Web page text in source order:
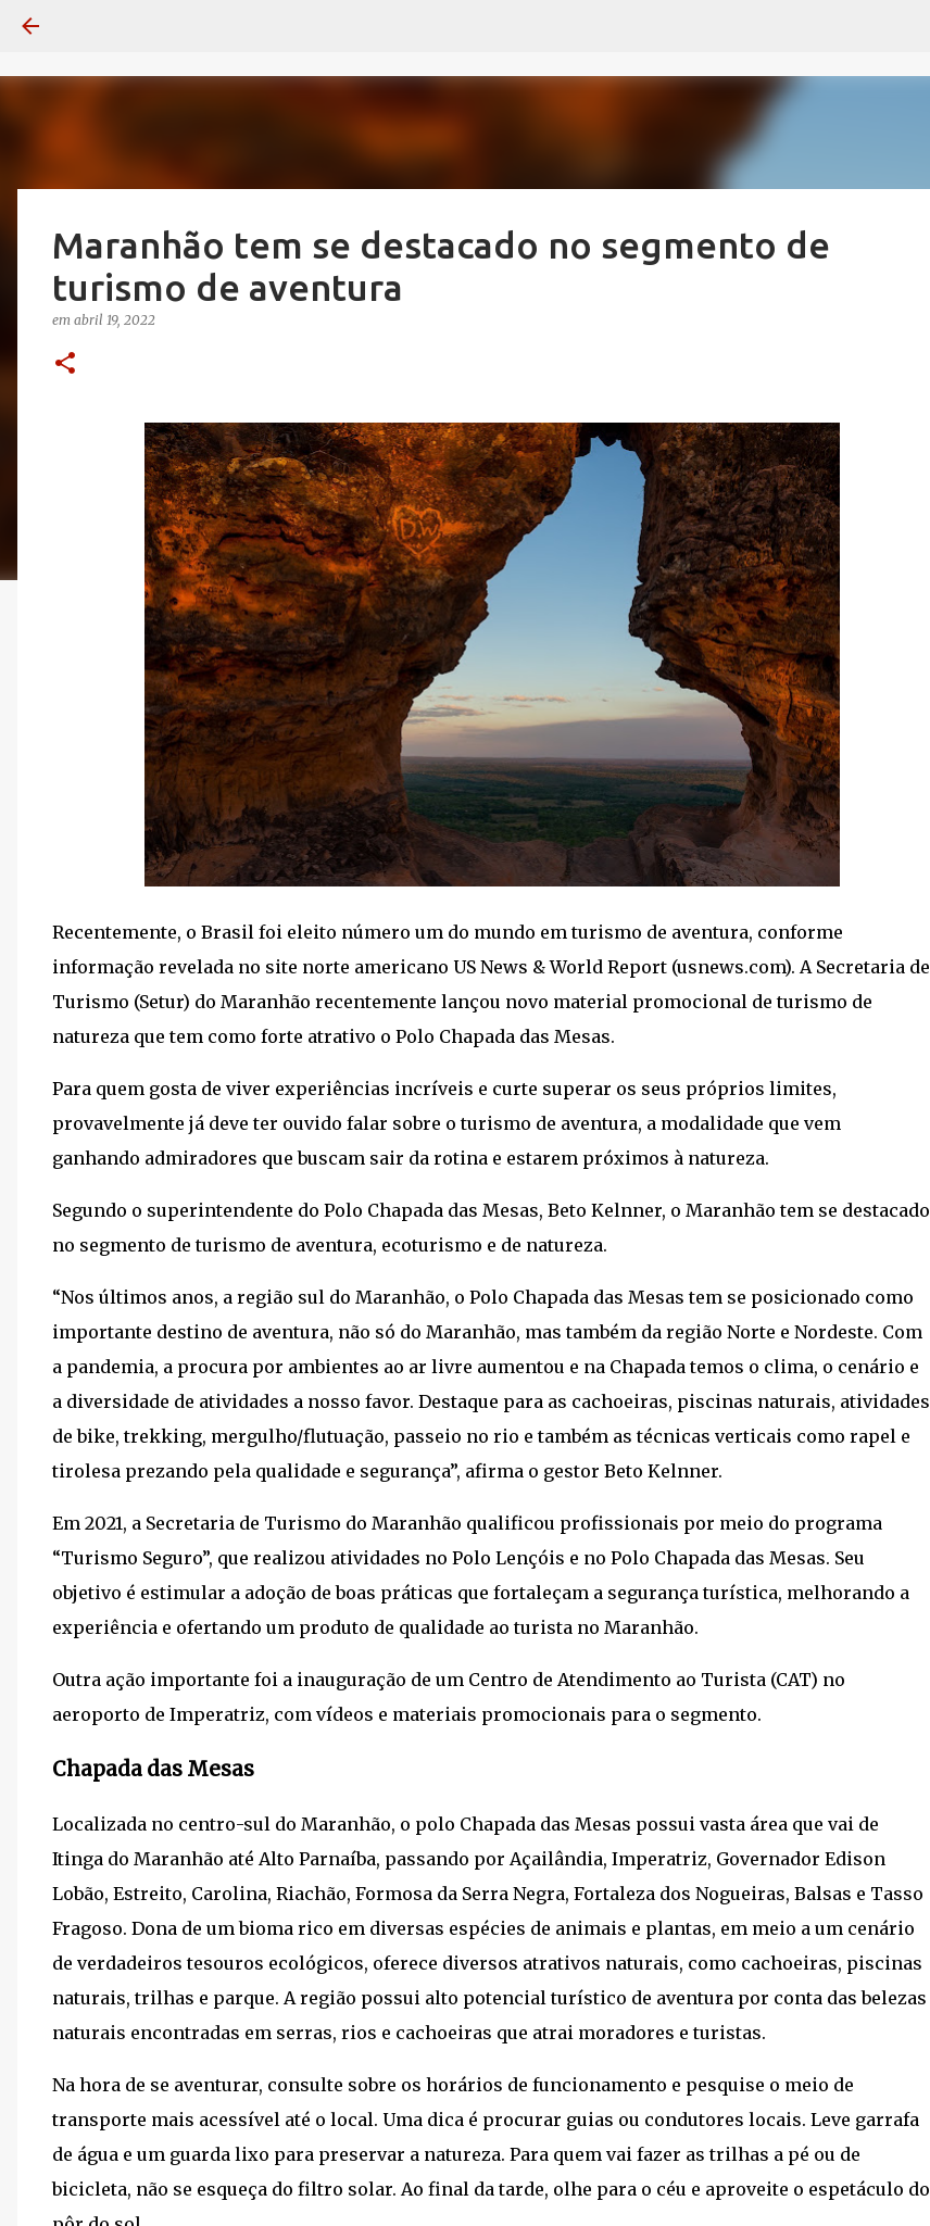
Maranhão tem se destacado no segmento de
turismo de aventura
em abril 19, 2022
Recentemente, o Brasil foi eleito número um do mundo em turismo de aventura, conforme
informação revelada no site norte americano US News & World Report (usnews.com). A Secretaria de
Turismo (Setur) do Maranhão recentemente lançou novo material promocional de turismo de
natureza que tem como forte atrativo o Polo Chapada das Mesas.
Para quem gosta de viver experiências incríveis e curte superar os seus próprios limites,
provavelmente já deve ter ouvido falar sobre o turismo de aventura, a modalidade que vem
ganhando admiradores que buscam sair da rotina e estarem próximos à natureza.
Segundo o superintendente do Polo Chapada das Mesas, Beto Kelnner, o Maranhão tem se destacado
no segmento de turismo de aventura, ecoturismo e de natureza.
“Nos últimos anos, a região sul do Maranhão, o Polo Chapada das Mesas tem se posicionado como
importante destino de aventura, não só do Maranhão, mas também da região Norte e Nordeste. Com
a pandemia, a procura por ambientes ao ar livre aumentou e na Chapada temos o clima, o cenário e
a diversidade de atividades a nosso favor. Destaque para as cachoeiras, piscinas naturais, atividades
de bike, trekking, mergulho/flutuação, passeio no rio e também as técnicas verticais como rapel e
tirolesa prezando pela qualidade e segurança”, afirma o gestor Beto Kelnner.
Em 2021, a Secretaria de Turismo do Maranhão qualificou profissionais por meio do programa
“Turismo Seguro”, que realizou atividades no Polo Lençóis e no Polo Chapada das Mesas. Seu
objetivo é estimular a adoção de boas práticas que fortaleçam a segurança turística, melhorando a
experiência e ofertando um produto de qualidade ao turista no Maranhão.
Outra ação importante foi a inauguração de um Centro de Atendimento ao Turista (CAT) no
aeroporto de Imperatriz, com vídeos e materiais promocionais para o segmento.
Chapada das Mesas
Localizada no centro-sul do Maranhão, o polo Chapada das Mesas possui vasta área que vai de
Itinga do Maranhão até Alto Parnaíba, passando por Açailândia, Imperatriz, Governador Edison
Lobão, Estreito, Carolina, Riachão, Formosa da Serra Negra, Fortaleza dos Nogueiras, Balsas e Tasso
Fragoso. Dona de um bioma rico em diversas espécies de animais e plantas, em meio a um cenário
de verdadeiros tesouros ecológicos, oferece diversos atrativos naturais, como cachoeiras, piscinas
naturais, trilhas e parque. A região possui alto potencial turístico de aventura por conta das belezas
naturais encontradas em serras, rios e cachoeiras que atrai moradores e turistas.
Na hora de se aventurar, consulte sobre os horários de funcionamento e pesquise o meio de
transporte mais acessível até o local. Uma dica é procurar guias ou condutores locais. Leve garrafa
de água e um guarda lixo para preservar a natureza. Para quem vai fazer as trilhas a pé ou de
bicicleta, não se esqueça do filtro solar. Ao final da tarde, olhe para o céu e aproveite o espetáculo do